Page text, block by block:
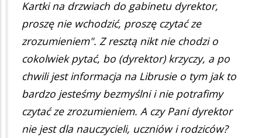
Kartki na drzwiach do gabinetu dyrektor,
proszę nie wchodzić, proszę czytać ze
zrozumieniem". Z resztą nikt nie chodzi o
cokolwiek pytać, bo (dyrektor) krzyczy, a po
chwili jest informacja na Librusie o tym jak to
bardzo jesteśmy bezmyślni i nie potrafimy
czytać ze zrozumieniem. A czy Pani dyrektor
nie jest dla nauczycieli, uczniów i rodziców?